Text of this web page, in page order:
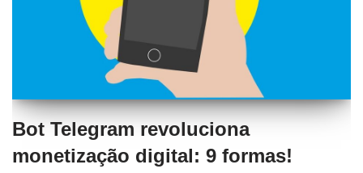
Bot Telegram revoluciona
monetização digital: 9 formas!